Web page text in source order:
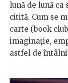
lună de lună ca
citită. Cum se
carte (book
imaginație,
astfel de